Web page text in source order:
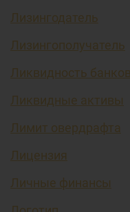
Лизингодатель
Лизингополучатель
Ликвидность
Ликвидные активы
Лимит овердрафта
Лицензия
Личные финансы